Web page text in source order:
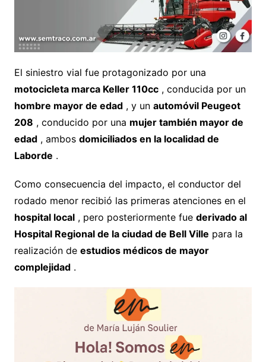
El siniestro vial fue protagonizado por una
motocicleta marca Keller 110cc, conducida por un
hombre mayor de edad, y un automóvil Peugeot
208 , conducido por una mujer también mayor de
edad, ambos domiciliados en la localidad de
Laborde .
Como consecuencia del impacto, el conductor del
rodado menor recibió las primeras atenciones en el
hospital local, pero posteriormente fue derivado al
Hospital Regional de la ciudad de Bell Ville para la
realización de estudios médicos de mayor
complejidad.